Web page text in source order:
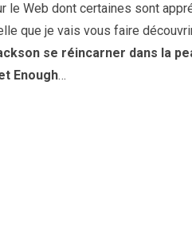
le Web dont certaines sont
que je vais vous faire
se réincarner dans la
Enough…